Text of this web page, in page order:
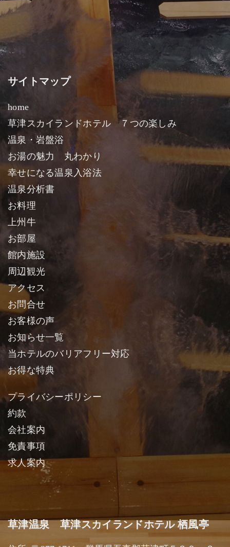
サイトマップ
home
草津スカイランドホテル ７つの楽しみ
温泉・岩盤浴
お湯の魅力 丸わかり
幸せになる温泉入浴法
温泉分析書
お料理
上州牛
お部屋
館内施設
周辺観光
アクセス
お問合せ
お客様の声
お知らせ一覧
当ホテルのバリアフリー対応
お得な特典
プライバシーポリシー
約款
会社案内
免責事項
求人案内
草津温泉 草津スカイランドホテル 栖風亭